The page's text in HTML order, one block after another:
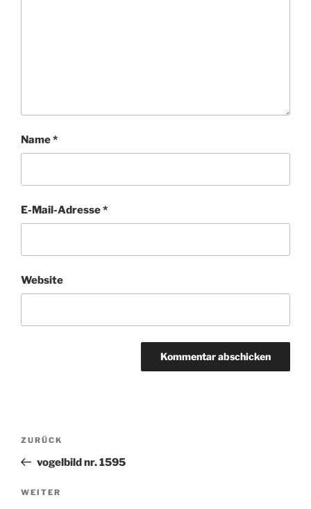
Name*
E-Mail-Adresse*
Website
Beitragsnavigation
Vorheriger
Beitrag
ZURÜCK
vogelbild nr. 1595
Nächster
WEITER